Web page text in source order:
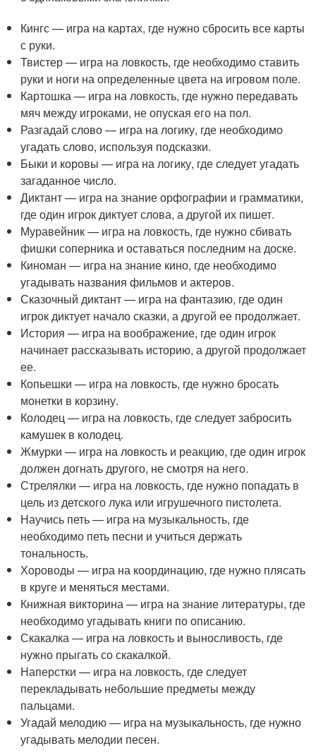
Кингс — игра на картах, где нужно сбросить все карты
с руки.
Твистер — игра на ловкость, где необходимо ставить
руки и ноги на определенные цвета на игровом поле.
Картошка — игра на ловкость, где нужно передавать
мяч между игроками, не опуская его на пол.
Разгадай слово — игра на логику, где необходимо
угадать слово, используя подсказки.
Быки и коровы — игра на логику, где следует угадать
загаданное число.
Диктант — игра на знание орфографии и грамматики,
где один игрок диктует слова, а другой их пишет.
Муравейник — игра на ловкость, где нужно сбивать
фишки соперника и оставаться последним на доске.
Киноман — игра на знание кино, где необходимо
угадывать названия фильмов и актеров.
Сказочный диктант — игра на фантазию, где один
игрок диктует начало сказки, а другой ее продолжает.
История — игра на воображение, где один игрок
начинает рассказывать историю, а другой продолжает
ее.
Копьешки — игра на ловкость, где нужно бросать
монетки в корзину.
Колодец — игра на ловкость, где следует забросить
камушек в колодец.
Жмурки — игра на ловкость и реакцию, где один игрок
должен догнать другого, не смотря на него.
Стрелялки — игра на ловкость, где нужно попадать в
цель из детского лука или игрушечного пистолета.
Научись петь — игра на музыкальность, где
необходимо петь песни и учиться держать
тональность.
Хороводы — игра на координацию, где нужно плясать
в круге и меняться местами.
Книжная викторина — игра на знание литературы, где
необходимо угадывать книги по описанию.
Скакалка — игра на ловкость и выносливость, где
нужно прыгать со скакалкой.
Наперстки — игра на ловкость, где следует
перекладывать небольшие предметы между
пальцами.
Угадай мелодию — игра на музыкальность, где нужно
угадывать мелодии песен.